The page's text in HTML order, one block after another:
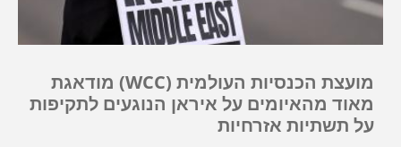
מועצת הכנסיות העולמית (WCC) מודאגת
מאוד מהאיומים על איראן הנוגעים לתקיפות
על תשתיות אזרחיות